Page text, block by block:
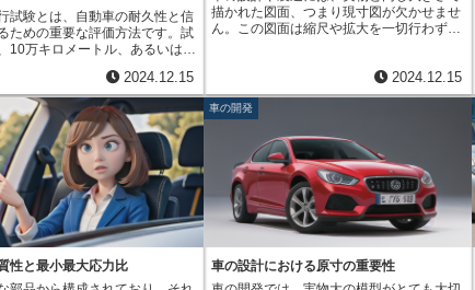
ちます。製造されたタイヤが、
性能を持っているかを確認する
に一定の品質を保つことができ
、基準を満たしていないタイヤ
ば、その原因を調べ、製造工程
ことで、不良品の出荷を防ぐこ
す。さらに、試験機で得られた
車全体の設計にも活用されま
の特性を把握することで、車全
能を向上させることができま
、ブレーキシステムやサスペン
適化することで、より安全で快
地を実現できるのです。つま
はタイヤ単体の性能向上だけで
体の進化にも大きく貢献してい
でしょう。
部品の破損にも繋がります。ばねの変形の
大きさは、加えた力の大きさに比例しま
の硬さを表す指標となります。ばね定数が
大きいほど、同じだけ変形させるのに大き
な力が必要になります。つまり、硬いばね
ほどばね定数は大きくなります。車には
様々な種類のばねが使われており、それぞ
れ適切なばね定数が設定されています。例
えば、乗用車では、乗り心地を良くするた
めに、比較的柔らかいばねが使われていま
す。一方、トラックなどの貨物車は、重い
荷物を積むため、より硬いばねが使用され
ます。このように、用途に合わせて適切な
ばねを選ぶことで、車の性能を最大限に引
き出すことができます。
試験とは、自動車の耐久性と信
ための重要な評価方法です。試
10万キロメートル、あるいは1
す。これは、お客様が日々運転
再現し、現実的な環境での性能
ためです。試験では、街中や高
、様々な道路状況を走行しま
より、平坦な道だけでなく、坂
コ道など、様々な路面での乗り
性を調べることができます。ま
湿度、天候といった気象条件の
に入れ、真夏の暑さや真冬の寒
など、様々な環境での性能を確
長距離走行試験では、単に車が
だけでなく、快適さや使い勝手
としての総合的な質も評価しま
2024.12.15
描かれた図面、つまり現寸図が欠かせませ
ん。この図面は縮尺や拡大を一切行わず、
の図面は、複雑な立体形状を持つ自動車部
品を正確に理解し、製造現場で活用するた
めに重要な役割を担っています。現寸図を
感的に把握できることです。設計者は、図
面を見るだけで部品の全体像を掴むことが
でき、細部の寸法もすぐに確認できます。
これは、設計の初期段階で部品同士の干渉
をチェックしたり、組み立て手順を検討し
たりする際に非常に役立ちます。また、製
造現場では、作業者が現寸図を直接部品に
当てて、形状や寸法が正しいかを確認する
ことができます。これにより、製造誤差を
2024.12.15
性と最小最大応力比
車の開発
車の設計における原寸の重要性